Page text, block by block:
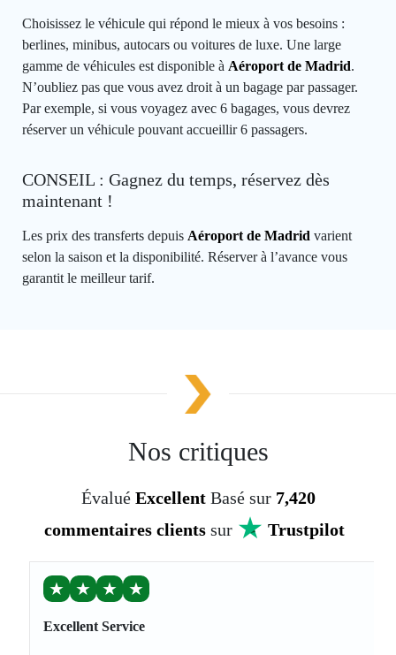
Choisissez le véhicule qui répond le mieux à vos besoins :
berlines, minibus, autocars ou voitures de luxe. Une large
gamme de véhicules est disponible à Aéroport de Madrid.
N’oubliez pas que vous avez droit à un bagage par passager.
Par exemple, si vous voyagez avec 6 bagages, vous devrez
réserver un véhicule pouvant accueillir 6 passagers.
CONSEIL : Gagnez du temps, réservez dès
maintenant !
Les prix des transferts depuis Aéroport de Madrid varient
selon la saison et la disponibilité. Réserver à l’avance vous
garantit le meilleur tarif.
Nos critiques
Évalué Excellent Basé sur 7,420
commentaires clients sur Trustpilot
★ ★ ★ ★
Excellent Service